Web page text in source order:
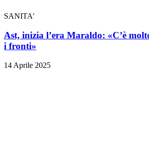
SANITA'
Ast, inizia l’era Maraldo: «C’è
i fronti»
14 Aprile 2025